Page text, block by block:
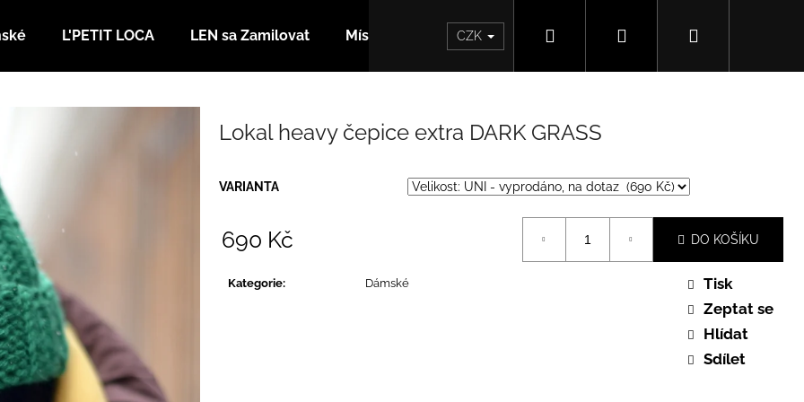
L'PETIT LOCA LEN sa Zamilovat Místa CZK Hledat Přihlášení
Lokal heavy čepice extra DARK GRASS
VARIANTA
690 Kč
cena:
DO KOŠÍKU
Kategorie: Dámské
Tisk
Zeptat se
Hlídat
Sdílet